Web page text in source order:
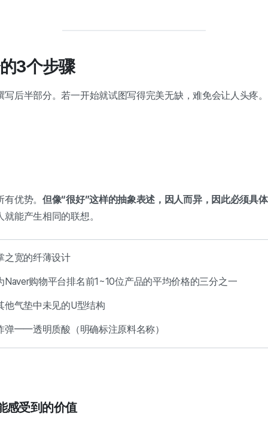
3个步骤
写后半部分。若一开始就试图写得完美无缺，难免会让人头疼
优势。 但像“很好”这样的抽象表述，因人而异，因此必须具
能产生相同的联想。
之宽的纤薄设计
购物平台排名前1~10位产品的平均价格的三分之一
气垫中未见的U型结构
——透明质酸（明确标注原料名称）
感受到的价值